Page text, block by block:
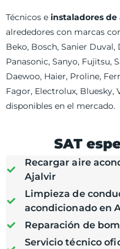
Técnicos e instaladores
alrededores con marcas
Beko, Bosch, Sanier Duval,
Panasonic, Sanyo, Fujitsu,
Daewoo, Haier, Proline,
Fagor, Electrolux, Bluesky,
disponibles en el mercado.
SAT
Recargar aire
Ajalvir
Limpieza de
acondicionado en
Reparación de
Servicio técnico